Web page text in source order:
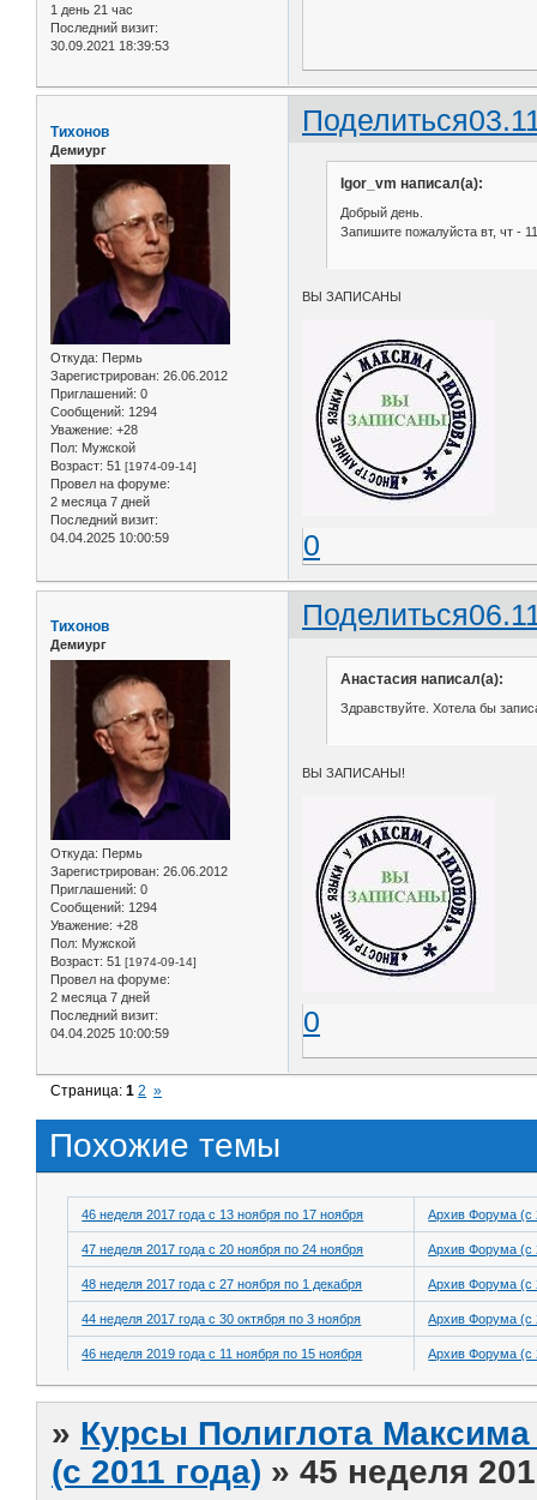
1 день 21 час
Последний визит:
30.09.2021 18:39:53
Поделиться
Тихонов
Демиург
Откуда: Пермь
Зарегистрирован: 26.06.2012
Приглашений: 0
Сообщений: 1294
Уважение: +28
Пол: Мужской
Возраст: 51 [1974-09-14]
Провел на форуме:
2 месяца 7 дней
Последний визит:
04.04.2025 10:00:59
Igor_vm написал(а):
Добрый день.
Запишите пожалуйста вт, чт -
ВЫ ЗАПИСАНЫ
0
Поделиться
Тихонов
Демиург
Откуда: Пермь
Зарегистрирован: 26.06.2012
Приглашений: 0
Сообщений: 1294
Уважение: +28
Пол: Мужской
Возраст: 51 [1974-09-14]
Провел на форуме:
2 месяца 7 дней
Последний визит:
04.04.2025 10:00:59
Анастасия написал(а):
Здравствуйте. Хотела бы
ВЫ ЗАПИСАНЫ!
0
Страница:1 2 »
Похожие темы
46 неделя 2017 года с 13 ноября по 17 ноября Архив Форума (с
47 неделя 2017 года с 20 ноября по 24 ноября Архив Форума (с
48 неделя 2017 года с 27 ноября по 1 декабря Архив Форума (с
44 неделя 2017 года с 30 октября по 3 ноября Архив Форума (с
46 неделя 2019 года с 11 ноября по 15 ноября Архив Форума (с
» Курсы Полиглота
(с 2011 года) »45 неделя